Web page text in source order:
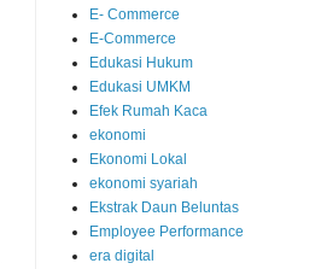
E- Commerce
E-Commerce
Edukasi Hukum
Edukasi UMKM
Efek Rumah Kaca
ekonomi
Ekonomi Lokal
ekonomi syariah
Ekstrak Daun Beluntas
Employee Performance
era digital